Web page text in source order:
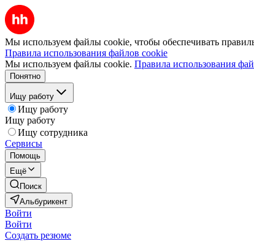
Мы используем файлы cookie, чтобы обеспечивать
Правила использования файлов cookie
Мы используем файлы cookie. Правила использования
Понятно
Ищу работу
Ищу работу
Ищу работу
Ищу сотрудника
Сервисы
Помощь
Ещё
Поиск
Альбурикент
Войти
Войти
Создать резюме